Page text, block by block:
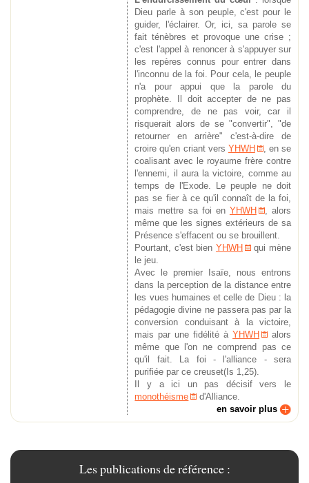
Dieu parle à son peuple, c'est pour le
guider, l'éclairer. Or, ici, sa parole se
fait ténèbres et provoque une crise ;
c'est l'appel à renoncer à s'appuyer sur
les repères connus pour entrer dans
l'inconnu de la foi. Pour cela, le peuple
n'a pour appui que la parole du
prophète. Il doit accepter de ne pas
comprendre, de ne pas voir, car il
risquerait alors de se "convertir", "de
retourner en arrière" c'est-à-dire de
croire qu'en criant vers YHWH
, en se
coalisant avec le royaume frère contre
l'ennemi, il aura la victoire, comme au
temps de l'Exode. Le peuple ne doit
pas se fier à ce qu'il connaît de la foi,
mais mettre sa foi en YHWH
, alors
même que les signes extérieurs de sa
Présence s'effacent ou se brouillent.
Pourtant, c'est bien YHWH
qui mène
le jeu.
Avec le premier Isaïe, nous entrons
dans la perception de la distance entre
les vues humaines et celle de Dieu : la
pédagogie divine ne passera pas par la
conversion conduisant à la victoire,
mais par une fidélité àYHWH
alors
même que l'on ne comprend pas ce
qu'il fait. La foi - l'alliance - sera
purifiée par ce creuset(Is 1,25).
Il y a ici un pas décisif vers le
monothéisme
d'Alliance.
en savoir plus
Les publications de référence :